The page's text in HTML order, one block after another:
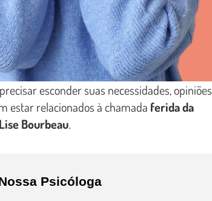
esconder suas necessidades, opiniões
estar relacionados à chamada ferida da
Lise Bourbeau.
Psicóloga